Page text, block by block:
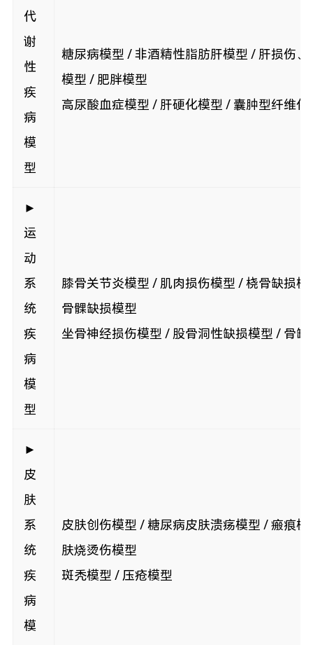
代
谢
性
疾
病
模
型
糖尿病模型 / 非酒精性脂肪肝模型 / 肝损伤、
模型 / 肥胖模型
高尿酸血症模型 / 肝硬化模型 / 囊肿型纤维化
►
运
动
系
统
疾
病
模
型
膝骨关节炎模型 / 肌肉损伤模型 / 桡骨缺损模
骨髁缺损模型
坐骨神经损伤模型 / 股骨洞性缺损模型 / 骨缺
►
皮
肤
系
统
疾
病
模
皮肤创伤模型 / 糖尿病皮肤溃疡模型 / 瘢痕模
肤烧烫伤模型
斑秃模型 / 压疮模型